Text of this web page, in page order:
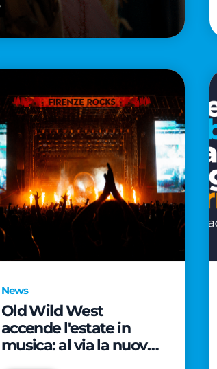
News
Old Wild West
accende l'estate in
musica: al via la nuova